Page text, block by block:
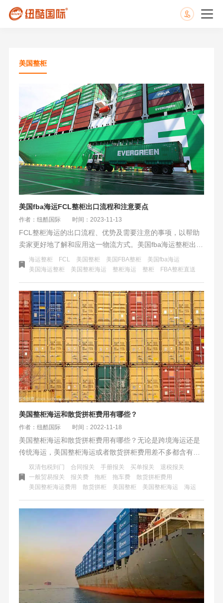
美国整柜
美国fba海运FCL整柜出口流程和注意要点
作者：纽酷国际 时间：2023-11-13
FCL整柜海运的出口流程、优势及需要注意的事项，以帮助
卖家更好地了解和应用这一物流方式。美国fba海运整柜出口
（FCL）是一种高效、低成本的物流方式，特别适合跨境电
商中大卖家。通过了解并掌握FCL整柜海运的出口流程、优
势及注意事项，卖家可以更好地规划和管理自己的物流体
系，降低物流成本，提高销售利润，从而在激烈的市场竞争
中脱颖而出。
海运整柜 FCL 美国整柜 美国FBA整柜
美国fba海运
美国海运整柜
美国整柜海运 整柜海运 整柜 FBA整柜直送
美国整柜海运和散货拼柜费用有哪些？
作者：纽酷国际 时间：2022-11-18
美国整柜海运和散货拼柜费用有哪些？无论是跨境海运还是
传统海运，美国整柜海运或者散货拼柜费用差不多都含有这
些收费项目。客户的产品打印68个方会选择整柜海运，不足
一个柜子会选择散货拼柜。跨境海运主要的都是不足一个柜
子的货，大多走散货拼柜。
双清包税到门 合同报关 手册报关 买单报关
退税报关
一般贸易报关
报关费 拖柜 拖车费
散货拼柜费用
美国整柜海运费用
散货拼柜 美国整柜 美国整柜海运 海运